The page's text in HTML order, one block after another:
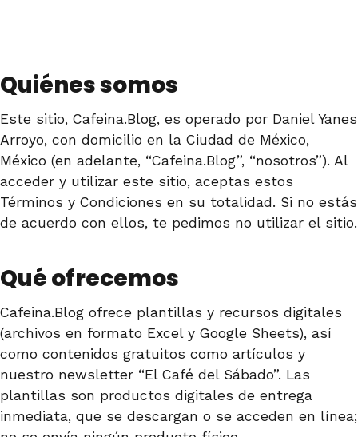
Quiénes somos
Este sitio, Cafeina.Blog, es operado por Daniel Yanes
Arroyo, con domicilio en la Ciudad de México,
México (en adelante, “Cafeina.Blog”, “nosotros”). Al
acceder y utilizar este sitio, aceptas estos
Términos y Condiciones en su totalidad. Si no estás
de acuerdo con ellos, te pedimos no utilizar el sitio.
Qué ofrecemos
Cafeina.Blog ofrece plantillas y recursos digitales
(archivos en formato Excel y Google Sheets), así
como contenidos gratuitos como artículos y
nuestro newsletter “El Café del Sábado”. Las
plantillas son productos digitales de entrega
inmediata, que se descargan o se acceden en línea;